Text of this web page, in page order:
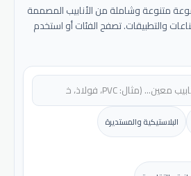
متنوعة وشاملة من الأنابيب المصممة
والتطبيقات. تصفح الفئات أو استخدم
البلاستيكية والمستديرة